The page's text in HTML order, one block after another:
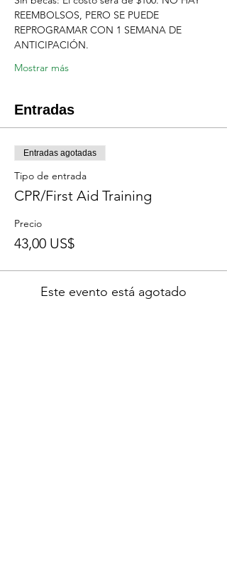
REEMBOLSOS, PERO SE PUEDE
REPROGRAMAR CON 1 SEMANA DE
ANTICIPACIÓN.
Mostrar más
Entradas
Entradas agotadas
Tipo de entrada
CPR/First Aid Training
Precio
43,00 US$
Este evento está agotado